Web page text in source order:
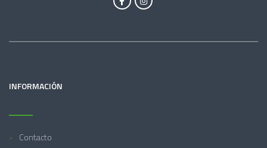
INFORMACIÓN
Contacto